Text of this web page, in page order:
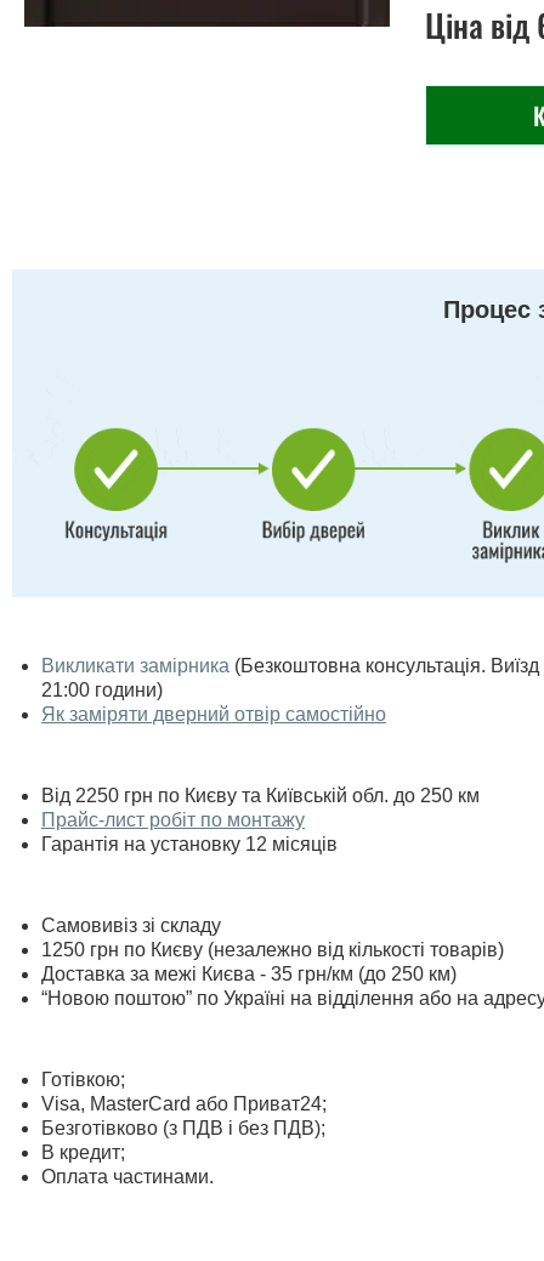
Ціна
Процес
Викликати замірника (Безкоштовна консультація.
21:00 години)
Як заміряти дверний отвір самостійно
Від 2250 грн по Києву та Київській обл. до 250 км
Прайс-лист робіт по монтажу
Гарантія на установку 12 місяців
Самовивіз зі складу
1250 грн по Києву (незалежно від кількості товарів)
Доставка за межі Києва - 35 грн/км (до 250 км)
“Новою поштою” по Україні на відділення або на
Готівкою;
Visa, MasterСard або Приват24;
Безготівково (з ПДВ і без ПДВ);
В кредит;
Оплата частинами.